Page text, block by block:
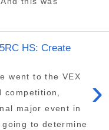
HS: Create
›
went to the VEX
competition,
major event in
to determine